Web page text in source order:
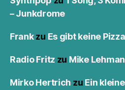
– Junkdrome
Frankzu Es gibt keine
Radio Fritz zu Mike
Mirko Hertrich zu Ein